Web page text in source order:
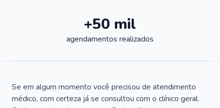
+50 mil
agendamentos realizados
Se em algum momento você precisou de atendimento
médico, com certeza já se consultou com o clínico geral.